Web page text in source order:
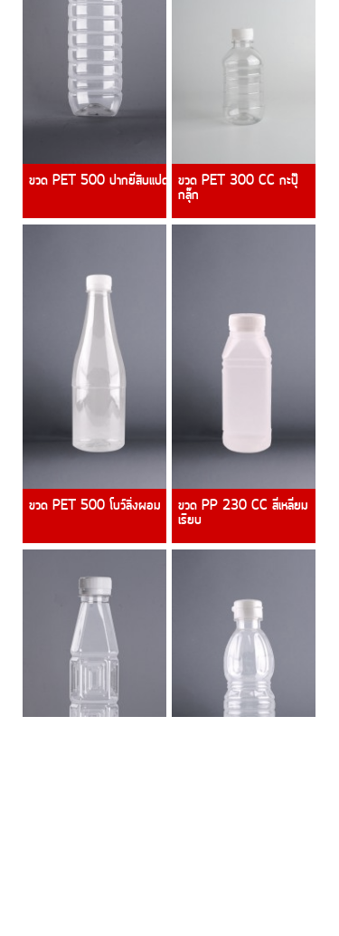
ขวด PET 500 ปากยี่สิบแปด ขวด PET 300 CC กะปุ๊
กลุ๊ก
ขวด PET 500 โบว์ลิ่งผอม ขวด PP 230 CC สี่เหลี่ยม
เรียบ